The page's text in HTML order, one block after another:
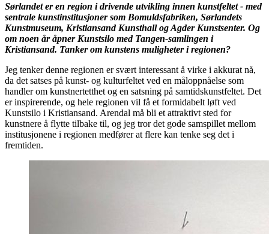
Sørlandet er en region i drivende utvikling innen kunstfeltet - med
sentrale kunstinstitusjoner som Bomuldsfabriken, Sørlandets
Kunstmuseum, Kristiansand Kunsthall og Agder Kunstsenter. Og
om noen år åpner Kunstsilo med Tangen-samlingen i
Kristiansand. Tanker om kunstens muligheter i regionen?
Jeg tenker denne regionen er svært interessant å virke i akkurat nå,
da det satses på kunst- og kulturfeltet ved en måloppnåelse som
handler om kunstnertetthet og en satsning på samtidskunstfeltet. Det
er inspirerende, og hele regionen vil få et formidabelt løft ved
Kunstsilo i Kristiansand. Arendal må bli et attraktivt sted for
kunstnere å flytte tilbake til, og jeg tror det gode samspillet mellom
institusjonene i regionen medfører at flere kan tenke seg det i
fremtiden.